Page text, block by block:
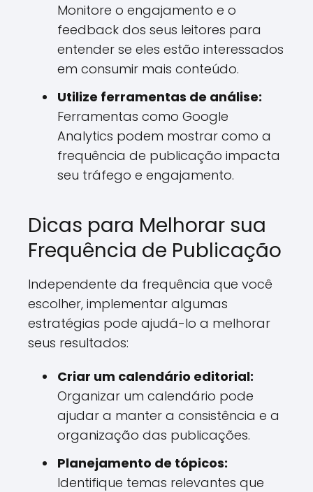
Monitore o engajamento e o
feedback dos seus leitores para
entender se eles estão interessados
em consumir mais conteúdo.
Utilize ferramentas de análise:
Ferramentas como Google
Analytics podem mostrar como a
frequência de publicação impacta
seu tráfego e engajamento.
Dicas para Melhorar sua
Frequência de Publicação
Independente da frequência que você
escolher, implementar algumas
estratégias pode ajudá-lo a melhorar
seus resultados:
Criar um calendário editorial:
Organizar um calendário pode
ajudar a manter a consistência e a
organização das publicações.
Planejamento de tópicos:
Identifique temas relevantes que